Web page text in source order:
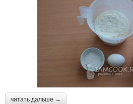
читать дальше →